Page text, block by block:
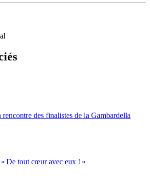
des finalistes de la Gambardella
De tout cœur avec eux ! »